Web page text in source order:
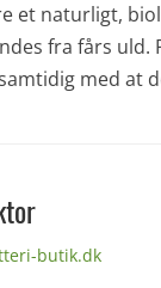
et naturligt,
fra fårs
med at
butik.dk